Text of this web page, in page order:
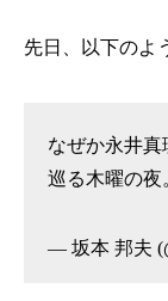
先日、以下のよ
なぜか永井真
巡る木曜の夜
— 坂本 邦夫